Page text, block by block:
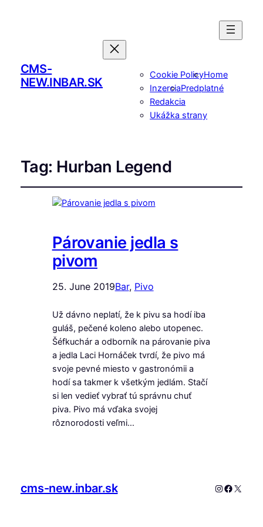
CMS-
NEW.INBAR.SK
Cookie PolicyHome
InzerciaPredplatné
Redakcia
Ukážka strany
Tag: Hurban Legend
Párovanie jedla s
pivom
25. June 2019Bar, Pivo
Už dávno neplatí, že k pivu sa hodí iba
guláš, pečené koleno alebo utopenec.
Šéfkuchár a odborník na párovanie piva
a jedla Laci Hornáček tvrdí, že pivo má
svoje pevné miesto v gastronómii a
hodí sa takmer k všetkým jedlám. Stačí
si len vedieť vybrať tú správnu chuť
piva. Pivo má vďaka svojej
rôznorodosti veľmi…
cms-new.inbar.sk Instagram
X